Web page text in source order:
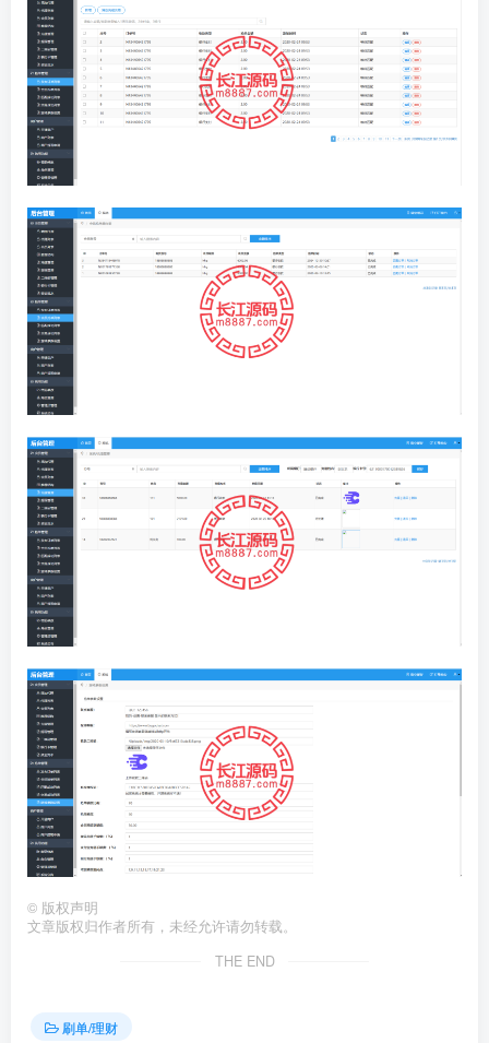
© 版权声明
文章版权归作者所有，未经允许请勿转载。
THE END
刷单/理财